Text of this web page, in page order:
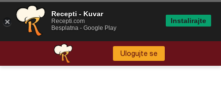
Ulogujte se
Recepti - Kuvar
Recepti.com
Besplatna - Google Play
Instalirajte